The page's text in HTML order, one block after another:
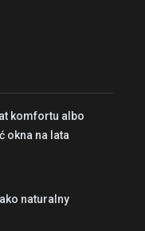
komfortu albo
okna na lata
naturalny